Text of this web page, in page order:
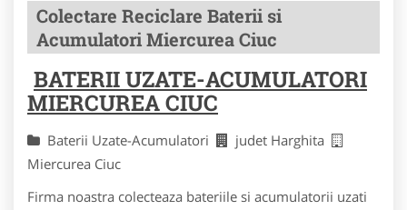
Colectare Reciclare Baterii si
Acumulatori Miercurea Ciuc
BATERII UZATE-ACUMULATORI
MIERCUREA CIUC
Baterii Uzate-Acumulatori
judet Harghita
Miercurea Ciuc
Firma noastra colecteaza bateriile si acumulatorii uzati